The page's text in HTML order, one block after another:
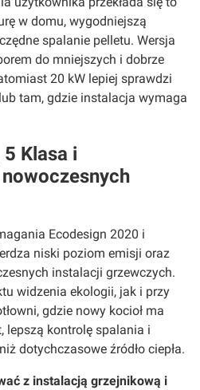
w domu, wygodniejszą
spalanie pelletu. Wersja
do mniejszych i dobrze
20 kW lepiej sprawdzi
tam, gdzie instalacja wymaga
Klasa i
Ecodesign 2020 i
niski poziom emisji oraz
instalacji grzewczych.
widzenia ekologii, jak i przy
gdzie nowy kocioł ma
lepszą kontrolę spalania i
dotychczasowe źródło ciepła.
z instalacją grzejnikową i